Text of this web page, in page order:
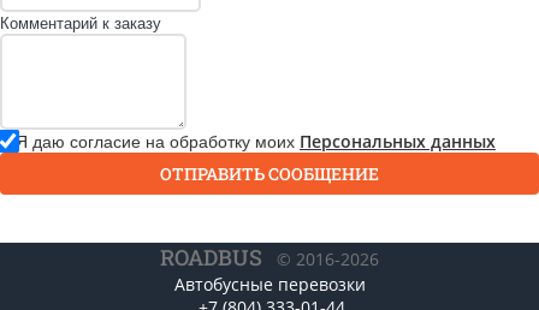
Комментарий к заказу
Я даю согласие на обработку моих Персональных данных
ОТПРАВИТЬ СООБЩЕНИЕ
ROADBUS
© 2016-2026
Автобусные перевозки